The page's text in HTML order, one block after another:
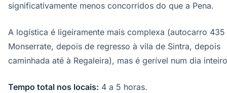
significativamente menos concorridos do que a Pena.
A logística é ligeiramente mais complexa (autocarro
Monserrate, depois de regresso à vila de Sintra, depois
caminhada até à Regaleira), mas é gerível num dia
Tempo total nos locais: 4 a 5 horas.